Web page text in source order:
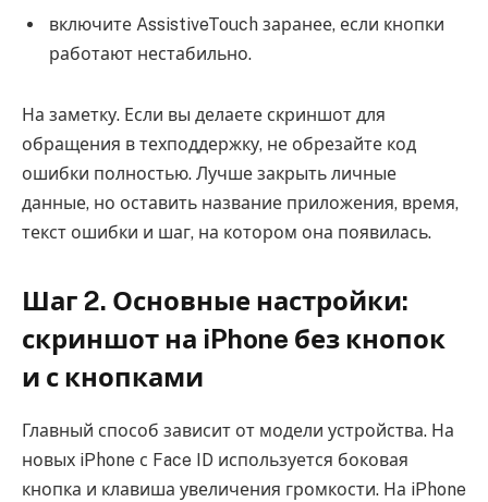
включите AssistiveTouch заранее, если кнопки
работают нестабильно.
На заметку. Если вы делаете скриншот для
обращения в техподдержку, не обрезайте код
ошибки полностью. Лучше закрыть личные
данные, но оставить название приложения, время,
текст ошибки и шаг, на котором она появилась.
Шаг 2. Основные настройки:
скриншот на iPhone без кнопок
и с кнопками
Главный способ зависит от модели устройства. На
новых iPhone с Face ID используется боковая
кнопка и клавиша увеличения громкости. На iPhone